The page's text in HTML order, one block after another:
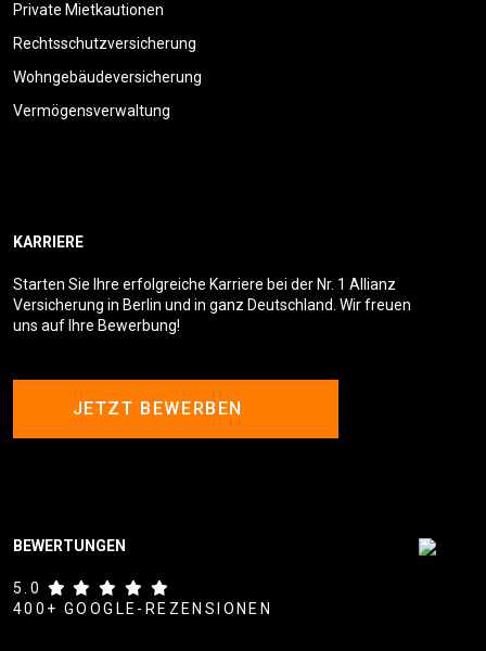
Private Mietkautionen
Rechtsschutzversicherung
Wohngebäudeversicherung
Vermögensverwaltung
KARRIERE
Starten Sie Ihre erfolgreiche Karriere bei der Nr. 1 Allianz
Versicherung in Berlin und in ganz Deutschland. Wir freuen
uns auf Ihre Bewerbung!
JETZT BEWERBEN
BEWERTUNGEN
5.0
400+ GOOGLE-REZENSIONEN